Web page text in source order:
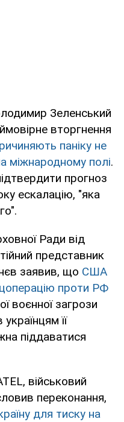
Зеленський
вторгнення
паніку не
міжнародному полі.
прогноз
ескалацію, "яка
Ради від
представник
заявив, що США
проти РФ
воєнної загрози
її
піддаватися
військовий
переконання,
для тиску на